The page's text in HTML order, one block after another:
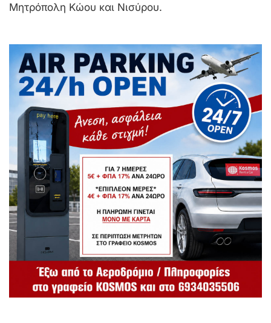
Μητρόπολη Κώου και Νισύρου.